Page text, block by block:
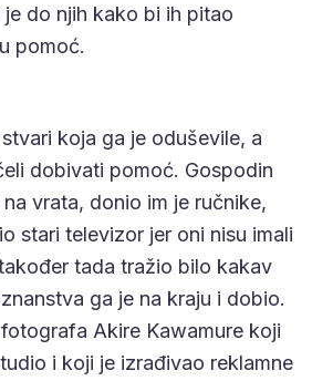
do njih kako bi ih pitao
pomoć.
koja ga je oduševile, a
dobivati pomoć. Gospodin
vrata, donio im je ručnike,
stari televizor jer oni nisu imali
tada tražio bilo kakav
ga je na kraju i dobio.
Akire Kawamure koji
i koji je izrađivao reklamne